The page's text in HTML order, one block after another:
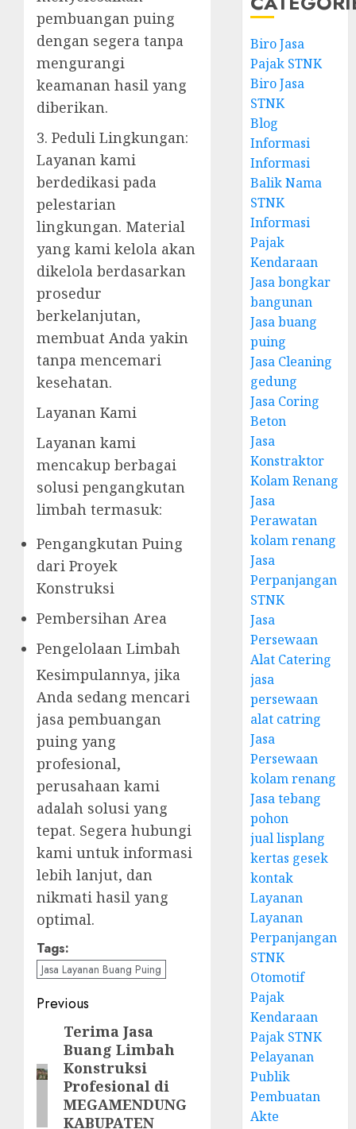
pembuangan puing
dengan segera tanpa
mengurangi
keamanan hasil yang
diberikan.
3. Peduli Lingkungan:
Layanan kami
berdedikasi pada
pelestarian
lingkungan. Material
yang kami kelola akan
dikelola berdasarkan
prosedur
berkelanjutan,
membuat Anda yakin
tanpa mencemari
kesehatan.
Layanan Kami
Layanan kami
mencakup berbagai
solusi pengangkutan
limbah termasuk:
Pengangkutan Puing
dari Proyek
Konstruksi
Pembersihan Area
Pengelolaan Limbah
Kesimpulannya, jika
Anda sedang mencari
jasa pembuangan
puing yang
profesional,
perusahaan kami
adalah solusi yang
tepat. Segera hubungi
kami untuk informasi
lebih lanjut, dan
nikmati hasil yang
optimal.
Tags:
Jasa Layanan Buang Puing
Post
navigation
Previous
Previous
post:
Terima Jasa
Buang Limbah
Konstruksi
Profesional di
MEGAMENDUNG
KABUPATEN
Biro Jasa
Pajak STNK
Biro Jasa
STNK
Blog
Informasi
Informasi
Balik Nama
STNK
Informasi
Pajak
Kendaraan
Jasa bongkar
bangunan
Jasa buang
puing
Jasa Cleaning
gedung
Jasa Coring
Beton
Jasa
Konstraktor
Kolam Renang
Jasa
Perawatan
kolam renang
Jasa
Perpanjangan
STNK
Jasa
Persewaan
Alat Catering
jasa
persewaan
alat catring
Jasa
Persewaan
kolam renang
Jasa tebang
pohon
jual lisplang
kertas gesek
kontak
Layanan
Layanan
Perpanjangan
STNK
Otomotif
Pajak
Kendaraan
Pajak STNK
Pelayanan
Publik
Pembuatan
Akte